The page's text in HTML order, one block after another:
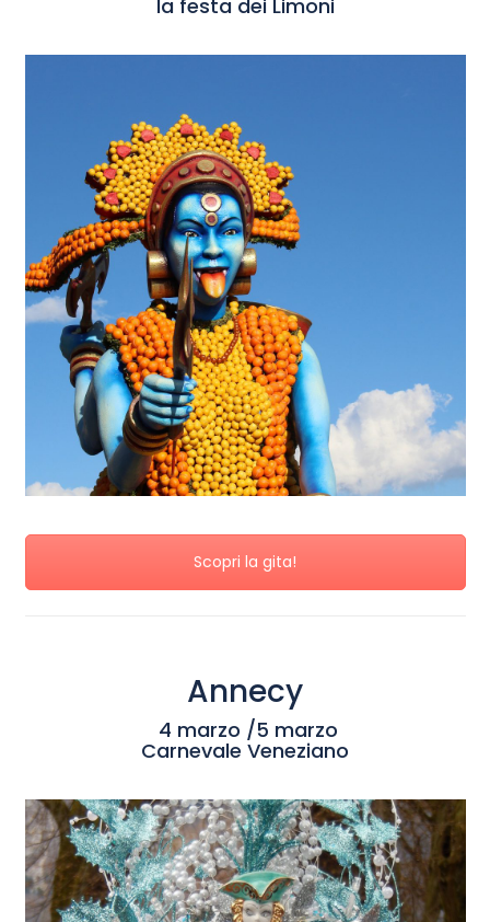
la festa dei Limoni
Scopri la gita!
Annecy
4 marzo /5 marzo
Carnevale Veneziano